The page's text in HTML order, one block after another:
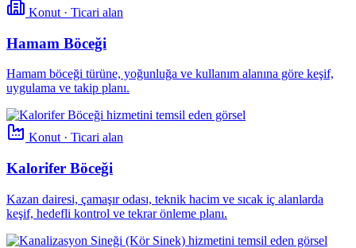
Konut · Ticari alan
Hamam Böceği
Hamam böceği türüne, yoğunluğa ve kullanım alanına göre keşif,
uygulama ve takip planı.
Konut · Ticari alan
Kalorifer Böceği
Kazan dairesi, çamaşır odası, teknik hacim ve sıcak iç alanlarda
keşif, hedefli kontrol ve tekrar önleme planı.